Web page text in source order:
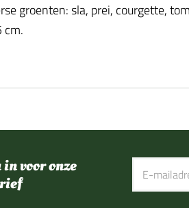
groenten: sla, prei, courgette,
cm.
voor onze